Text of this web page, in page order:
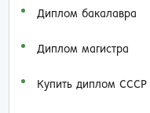
Диплом бакалавра
Диплом магистра
Купить диплом СССР